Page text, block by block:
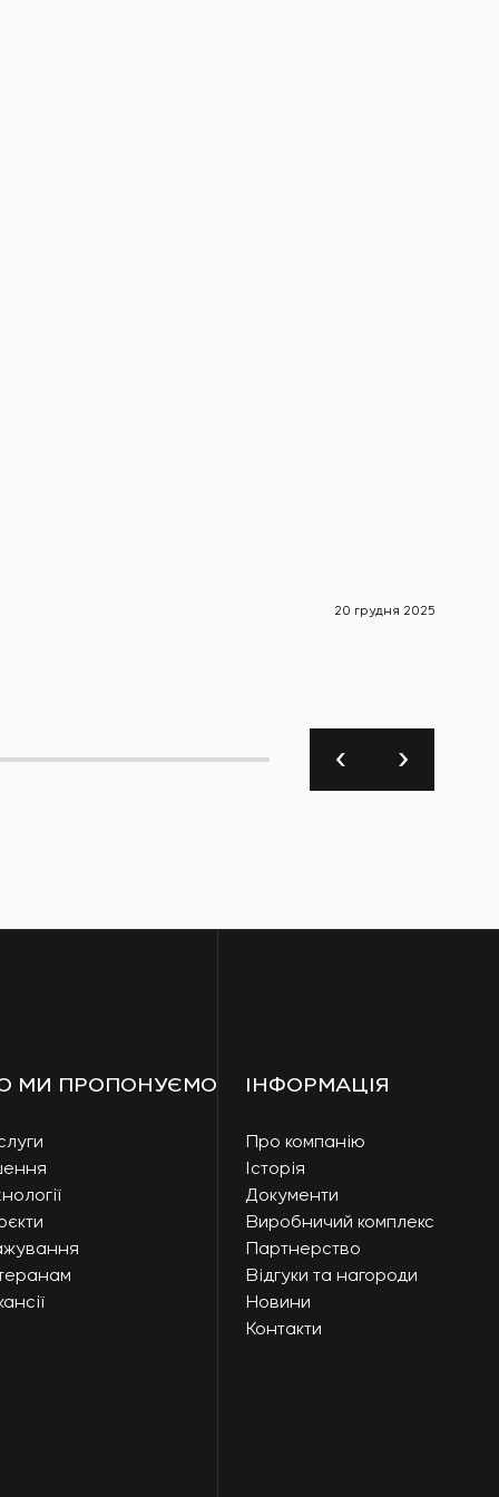
20 грудня 2025
МИ ПРОПОНУЄМО ІНФОРМАЦІЯ
Про компанію
Історія
Документи
Виробничий комплекс
Партнерство
Відгуки та нагороди
Новини
Контакти